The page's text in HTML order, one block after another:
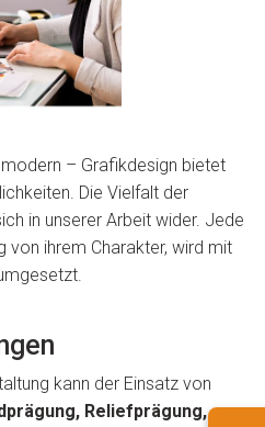
– Grafikdesign bietet
Die Vielfalt der
in unserer Arbeit wider. Jede
von ihrem Charakter, wird mit
kann der Einsatz von
Reliefprägung,